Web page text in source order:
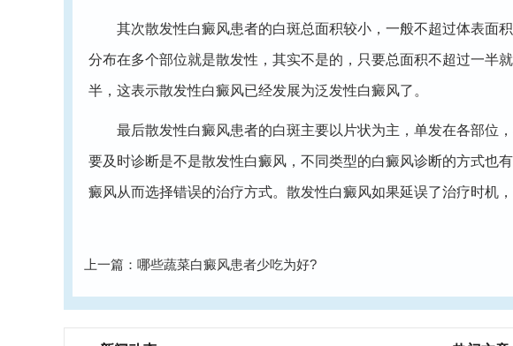
其次散发性白癜风患者的白斑总面积较小，一般不超过体表面积
分布在多个部位就是散发性，其实不是的，只要总面积不超过一半
半，这表示散发性白癜风已经发展为泛发性白癜风了。
最后散发性白癜风患者的白斑主要以片状为主，单发在各部位，
要及时诊断是不是散发性白癜风，不同类型的白癜风诊断的方式也
癜风从而选择错误的治疗方式。散发性白癜风如果延误了治疗时机
上一篇： 哪些蔬菜白癜风患者少吃为好?